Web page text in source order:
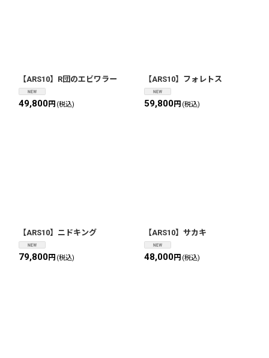
【ARS10】R団のエビワラー
49,800円 (税込)
【ARS10】フォレトス
59,800円 (税込)
【ARS10】ニドキング
79,800円 (税込)
【ARS10】サカキ
48,000円 (税込)